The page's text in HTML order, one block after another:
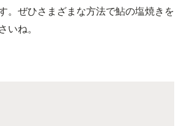
。ぜひさまざまな方法で鮎の塩焼きを
いね。